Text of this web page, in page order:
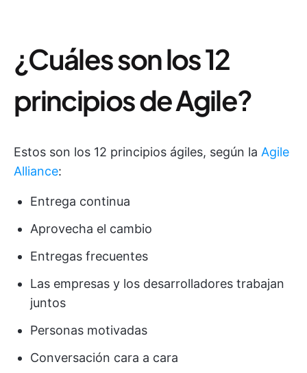
¿Cuáles son los 12
principios de Agile?
Estos son los 12 principios ágiles, según la Agile
Alliance:
Entrega continua
Aprovecha el cambio
Entregas frecuentes
Las empresas y los desarrolladores trabajan
juntos
Personas motivadas
Conversación cara a cara